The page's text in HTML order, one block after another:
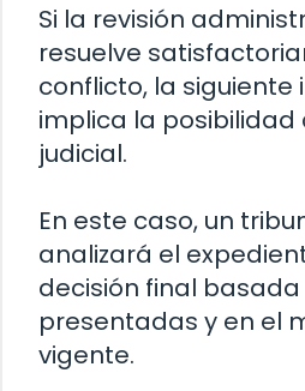
Si la revisión
resuelve
conflicto, la siguiente
implica la posibilidad
judicial.
En este caso, un
analizará el
decisión final
presentadas y en el
vigente.